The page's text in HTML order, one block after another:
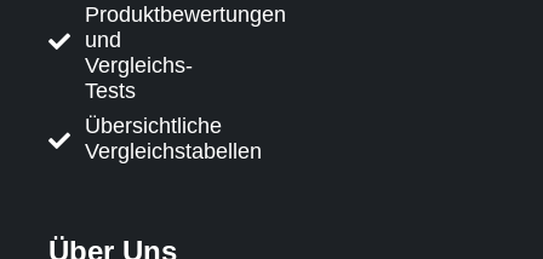
Produktbewertungen
und
Vergleichs-
Tests
Übersichtliche
Vergleichstabellen
Über Uns